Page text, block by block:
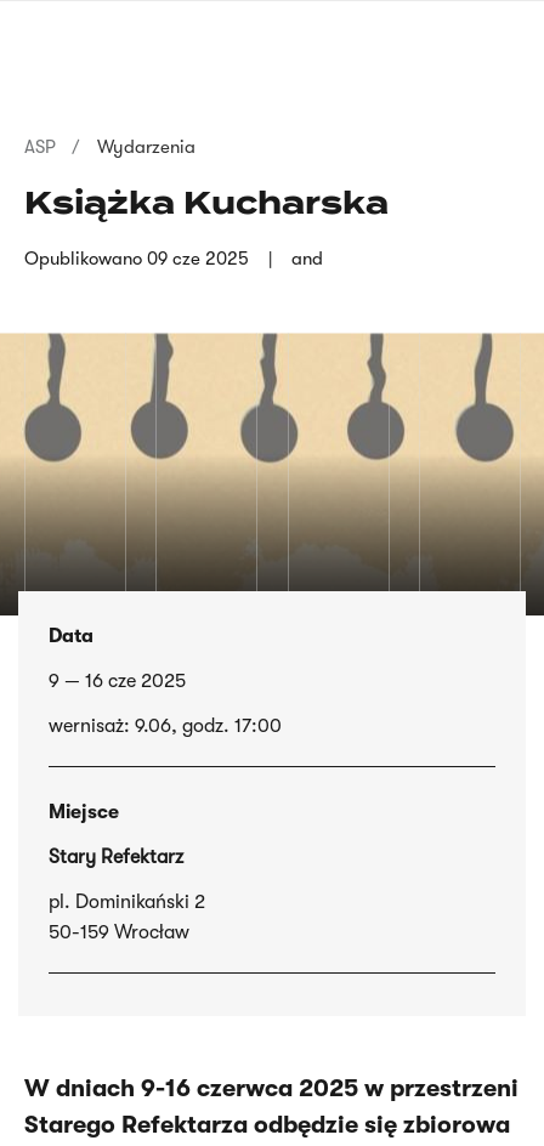
Ścieżka
nawigacyjna
ASP Wydarzenia
Książka Kucharska
Opublikowano 09 cze 2025 and
Data
9 — 16 cze 2025
wernisaż: 9.06, godz. 17:00
Miejsce
Stary Refektarz
pl. Dominikański 2
50-159 Wrocław
W dniach 9-16 czerwca 2025 w przestrzeni
Starego Refektarza odbędzie się zbiorowa